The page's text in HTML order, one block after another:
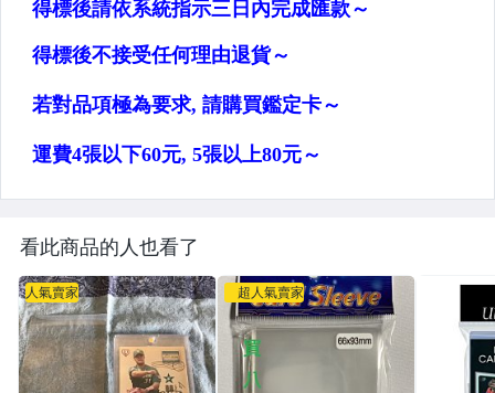
看此商品的人也看了
人氣賣家 超人氣賣家